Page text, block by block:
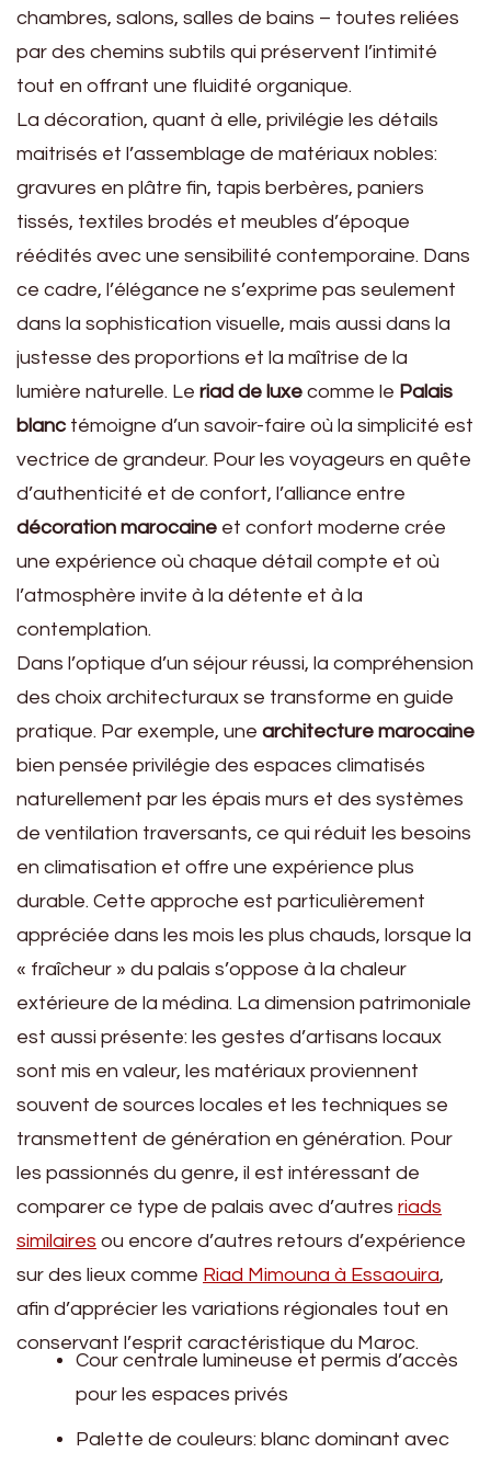
chambres, salons, salles de bains – toutes reliées
par des chemins subtils qui préservent l’intimité
tout en offrant une fluidité organique.
La décoration, quant à elle, privilégie les détails
maitrisés et l’assemblage de matériaux nobles:
gravures en plâtre fin, tapis berbères, paniers
tissés, textiles brodés et meubles d’époque
réédités avec une sensibilité contemporaine. Dans
ce cadre, l’élégance ne s’exprime pas seulement
dans la sophistication visuelle, mais aussi dans la
justesse des proportions et la maîtrise de la
lumière naturelle. Le riad de luxe comme le Palais
blanc témoigne d’un savoir-faire où la simplicité est
vectrice de grandeur. Pour les voyageurs en quête
d’authenticité et de confort, l’alliance entre
décoration marocaine et confort moderne crée
une expérience où chaque détail compte et où
l’atmosphère invite à la détente et à la
contemplation.
Dans l’optique d’un séjour réussi, la compréhension
des choix architecturaux se transforme en guide
pratique. Par exemple, une architecture marocaine
bien pensée privilégie des espaces climatisés
naturellement par les épais murs et des systèmes
de ventilation traversants, ce qui réduit les besoins
en climatisation et offre une expérience plus
durable. Cette approche est particulièrement
appréciée dans les mois les plus chauds, lorsque la
« fraîcheur » du palais s’oppose à la chaleur
extérieure de la médina. La dimension patrimoniale
est aussi présente: les gestes d’artisans locaux
sont mis en valeur, les matériaux proviennent
souvent de sources locales et les techniques se
transmettent de génération en génération. Pour
les passionnés du genre, il est intéressant de
comparer ce type de palais avec d’autres riads
similaires ou encore d’autres retours d’expérience
sur des lieux comme Riad Mimouna à Essaouira,
afin d’apprécier les variations régionales tout en
conservant l’esprit caractéristique du Maroc.
Cour centrale lumineuse et permis d’accès
pour les espaces privés
Palette de couleurs: blanc dominant avec